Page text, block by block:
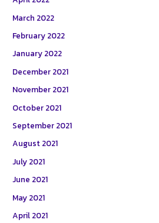
March 2022
February 2022
January 2022
December 2021
November 2021
October 2021
September 2021
August 2021
July 2021
June 2021
May 2021
April 2021